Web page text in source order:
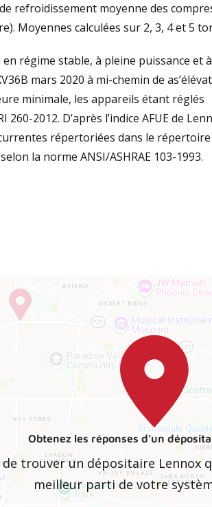
refroidissement moyenne des
Moyennes calculées sur 2, 3, 4 et 5
régime stable, à pleine puissance et
mars 2020 à mi-chemin de
minimale, les appareils étant réglés
2012. D’après l’indice AFUE de
répertoriées dans le répertoire
la norme ANSI/ASHRAE 103-1993.
Obtenez les réponses d’un
de trouver un dépositaire Lennox
meilleur parti de votre